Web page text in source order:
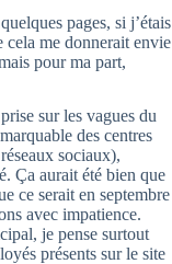
pages, si j’étais
cela me donnerait envie
pour ma part,
sur les vagues du
des centres
sociaux),
Ça aurait été bien que
ce serait en septembre
avec impatience.
je pense surtout
présents sur le site